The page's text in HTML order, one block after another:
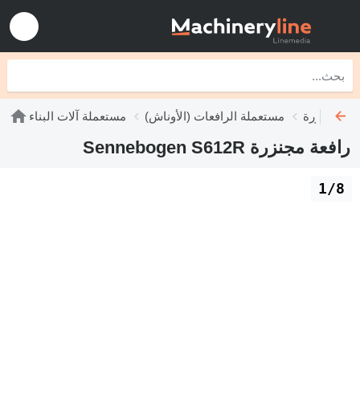
مستعملة آلات البناء مستعملة الرافعات (الأوناش) مجنزرة
رافعة مجنزرة Sennebogen S612R
1/8